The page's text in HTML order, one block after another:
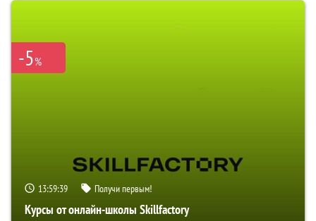
-5%
13:59:38 Получи первым!
Курсы от онлайн-школы Skillfactory